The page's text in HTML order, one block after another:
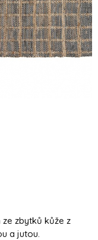
zbytků kůže z
a jutou.